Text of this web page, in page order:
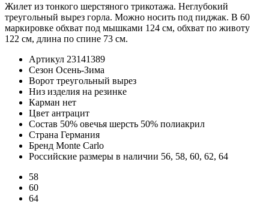
Жилет из тонкого шерстяного трикотажа. Неглубокий
треугольный вырез горла. Можно носить под пиджак. В 60
маркировке обхват под мышками 124 см, обхват по животу
122 см, длина по спине 73 см.
Артикул 23141389
Сезон Осень-Зима
Ворот треугольный вырез
Низ изделия на резинке
Карман нет
Цвет антрацит
Состав 50% овечья шерсть 50% полиакрил
Страна Германия
Бренд Monte Carlo
Российские размеры в наличии 56, 58, 60, 62, 64
58
60
64